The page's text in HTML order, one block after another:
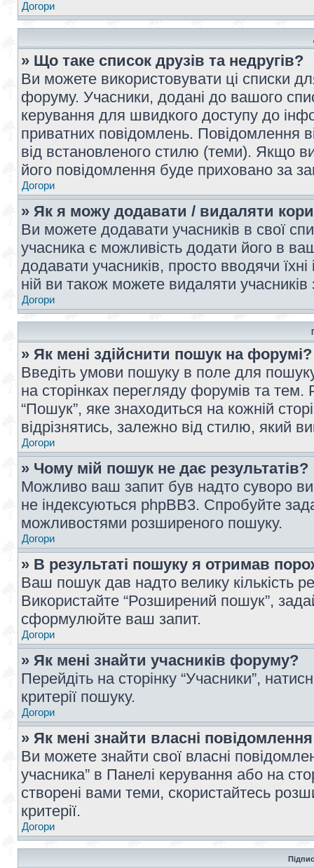
Догори
» Що таке список друзів та недругів?
Ви можете використовувати ці списки
форуму. Учасники, додані до вашого
керування для швидкого доступу до
приватних повідомлень. Повідомлення
від встановленого стилю (теми). Якщо
його повідомлення буде приховано за
Догори
» Як я можу додавати / видаляти
Ви можете додавати учасників в свої
учасника є можливість додати його в
додавати учасників, просто вводячи
ній ви також можете видаляти учасників
Догори
» Як мені здійснити пошук на форумі?
Введіть умови пошуку в поле для
на сторінках перегляду форумів та
“Пошук”, яке знаходиться на кожній
відрізнятись, залежно від стилю, який
Догори
» Чому мій пошук не дає результатів?
Можливо ваш запит був надто суворо
не індексуються phpBB3. Спробуйте
можливостями розширеного пошуку.
Догори
» В результаті пошуку я отримав
Ваш пошук дав надто велику кількість
Використайте “Розширений пошук”,
сформулюйте ваш запит.
Догори
» Як мені знайти учасників форуму?
Перейдіть на сторінку “Учасники”,
критерії пошуку.
Догори
» Як мені знайти власні
Ви можете знайти свої власні
учасника” в Панелі керування або на
створені вами теми, скористайтесь
критерії.
Догори